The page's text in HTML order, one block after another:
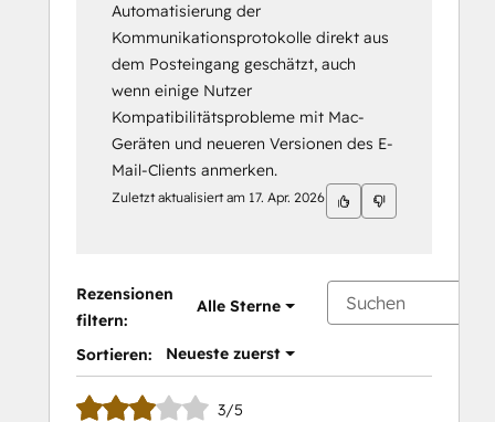
Automatisierung der
Kommunikationsprotokolle direkt aus
dem Posteingang geschätzt, auch
wenn einige Nutzer
Kompatibilitätsprobleme mit Mac-
Geräten und neueren Versionen des E-
Mail-Clients anmerken.
Zuletzt aktualisiert am 17. Apr. 2026
Rezensionen
filtern:
Alle Sterne
Sortieren: Neueste zuerst
3/5